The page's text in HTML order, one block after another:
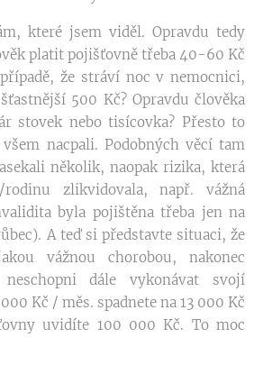
které jsem viděl. Opravdu tedy
platit pojišťovně třeba 40-60 Kč
že stráví noc v nemocnici,
500 Kč? Opravdu člověka
stovek nebo tisícovka? Přesto to
nacpali. Podobných věcí tam
několik, naopak rizika, která
rodinu zlikvidovala, např. vážná
byla pojištěna třeba jen na
A teď si představte situaci, že
vážnou chorobou, nakonec
dále vykonávat svojí
Kč / měs. spadnete na 13 000 Kč
uvidíte 100 000 Kč. To moc